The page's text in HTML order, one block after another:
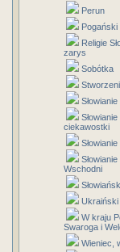
Perun
Pogański
Religie
zarys
Sobótka
Słowianie
Słowianie
ciekawostki
Słowianie
Wschodni
Ukraiński
W kraju
Swaroga i
Wieniec,